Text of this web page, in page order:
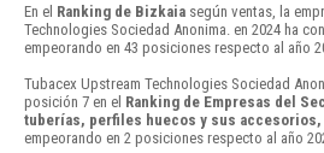
En el Ranking de Bizkaia según ventas, la
Technologies Sociedad Anonima. en 2024 ha
empeorando en 43 posiciones respecto al año
Tubacex Upstream Technologies Sociedad
posición 7 en el Ranking de Empresas del
tuberías, perfiles huecos y sus accesorios,
empeorando en 2 posiciones respecto al año